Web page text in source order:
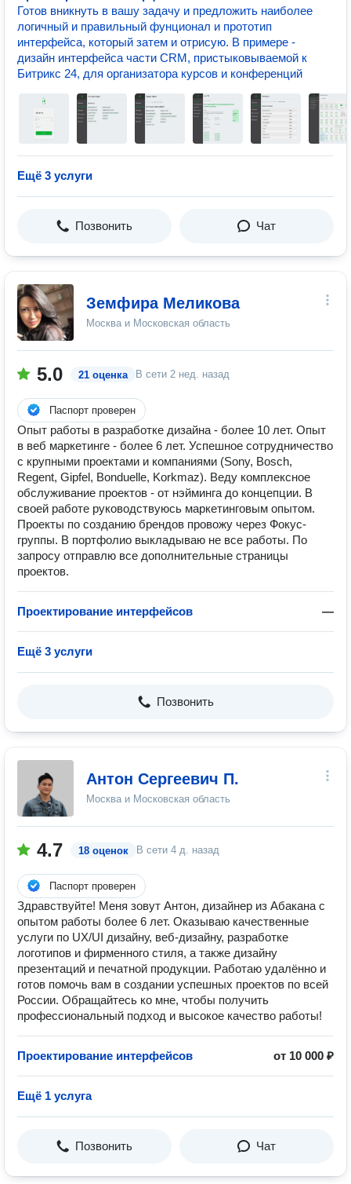
Готов вникнуть в вашу задачу и предложить наиболее
логичный и правильный фунционал и прототип
интерфейса, который затем и отрисую. В примере -
дизайн интерфейса части CRM, пристыковываемой к
Битрикс 24, для организатора курсов и конференций
Ещё 3 услуги
Позвонить Чат
Земфира Mеликова
Москва и Московская область
5.0 21 оценка В сети 2 нед. назад
Паспорт проверен
Опыт работы в разработке дизайна - более 10 лет. Опыт
в веб маркетинге - более 6 лет. Успешное сотрудничество
с крупными проектами и компаниями (Sony, Bosch,
Regent, Gipfel, Bonduelle, Korkmaz). Веду комплексное
обслуживание проектов - от нэйминга до концепции. В
своей работе руководствуюсь маркетинговым опытом.
Проекты по созданию брендов провожу через Фокус-
группы. В портфолио выкладываю не все работы. По
запросу отправлю все дополнительные страницы
проектов.
Проектирование интерфейсов —
Ещё 3 услуги
Позвонить
Антон Сергеевич П.
Москва и Московская область
4.7 18 оценок В сети 4 д. назад
Паспорт проверен
Здравствуйте! Меня зовут Антон, дизайнер из Абакана с
опытом работы более 6 лет. Оказываю качественные
услуги по UX/UI дизайну, веб-дизайну, разработке
логотипов и фирменного стиля, а также дизайну
презентаций и печатной продукции. Работаю удалённо и
готов помочь вам в создании успешных проектов по всей
России. Обращайтесь ко мне, чтобы получить
профессиональный подход и высокое качество работы!
Проектирование интерфейсов от 10 000 ₽
Ещё 1 услуга
Позвонить Чат